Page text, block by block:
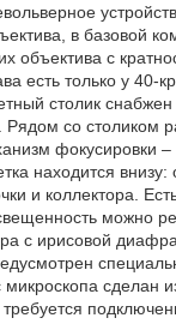
в базовой
объектива с
есть только у 40-
столик
Рядом со столиком
фокусировки –
находится внизу:
и коллектора.
можно
с ирисовой
микроскопа сделан